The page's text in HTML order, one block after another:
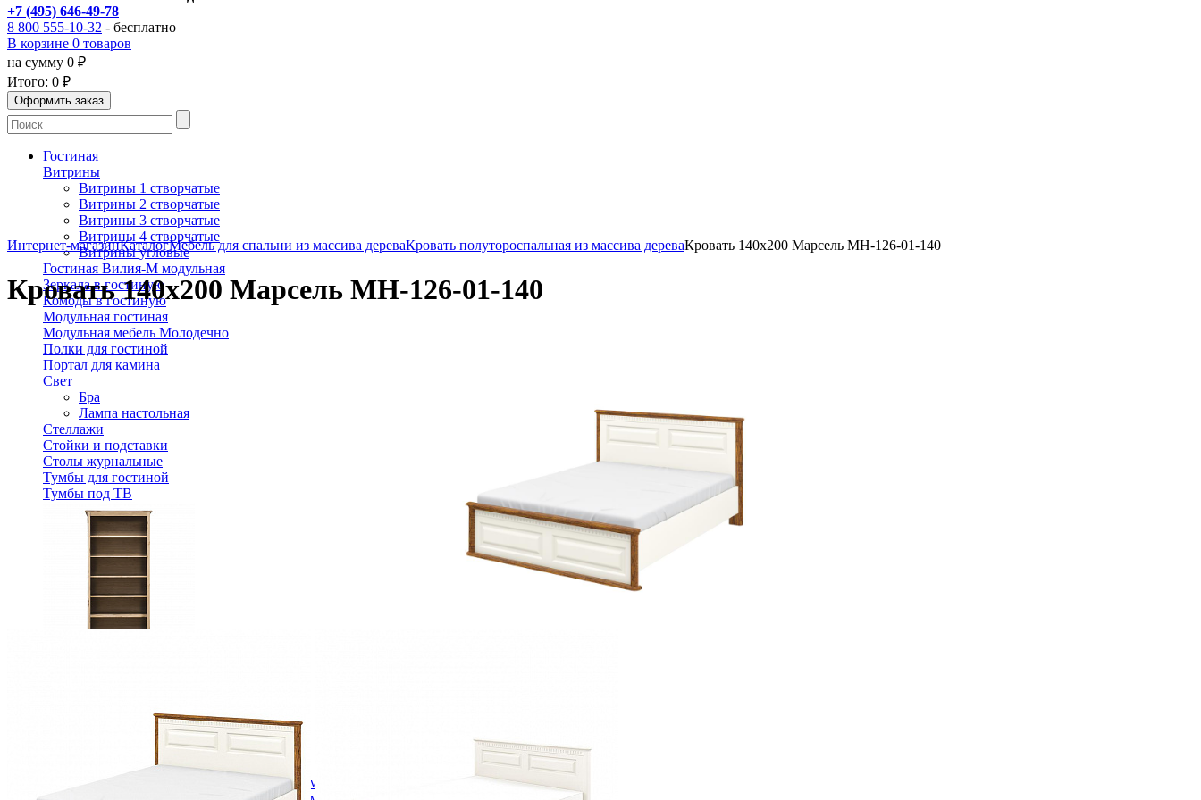
+7 (495) 646-49-78
8 800 555-10-32 - бесплатно
В корзине 0 товаров
на сумму 0 ₽
Итого: 0 ₽
Гостиная
Витрины
Витрины 1 створчатые
Витрины 2 створчатые
Витрины 3 створчатые
Витрины 4 створчатые
Витрины угловые
Гостиная Вилия-М модульная
Зеркала в гостиную
Комоды в гостиную
Модульная гостиная
Модульная мебель Молодечно
Полки для гостиной
Портал для камина
Свет
Бра
Лампа настольная
Стеллажи
Стойки и подставки
Столы журнальные
Тумбы для гостиной
Тумбы под ТВ
Деревянные кровати с подъемным механизмом
Интернет-магазинКаталогМебель для спальни из массива дереваКровать полутороспальная из массива дереваКровать 140х200 Марсель МН-126-01-140
Кровать 140х200 Марсель МН-126-01-140